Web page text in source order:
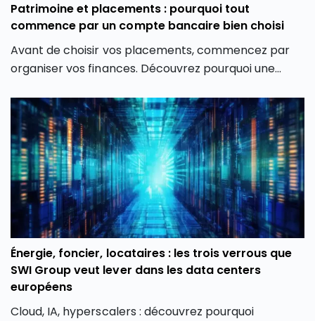
Patrimoine et placements : pourquoi tout
commence par un compte bancaire bien choisi
Avant de choisir vos placements, commencez par
organiser vos finances. Découvrez pourquoi une
d’une stratégie patrimoniale durable.
Énergie, foncier, locataires : les trois verrous que
SWI Group veut lever dans les data centers
européens
Cloud, IA, hyperscalers : découvrez pourquoi